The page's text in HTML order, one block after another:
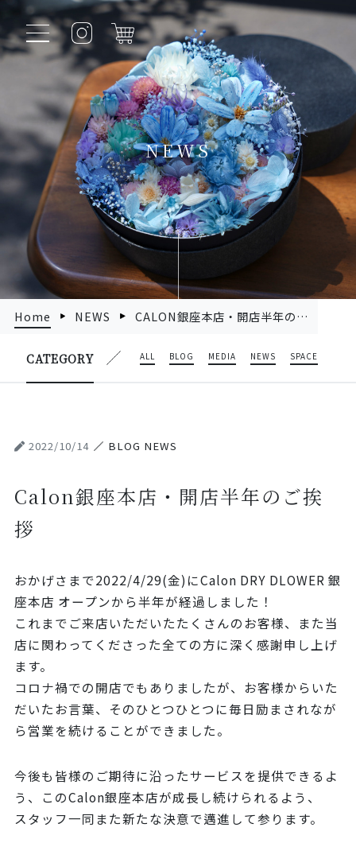
NEWS
Home NEWS CALON銀座本店・開店半年のご挨拶
CATEGORY ALL BLOG MEDIA NEWS SPACE
2022/10/14 BLOG NEWS
Calon銀座本店・開店半年のご挨
拶
おかげさまで2022/4/29(金)にCalon DRY DLOWER 銀
座本店 オープンから半年が経過しました！
これまでご来店いただいたたくさんのお客様、また当
店に関わってくださった全ての方に深く感謝申し上げ
ます。
コロナ禍での開店でもありましたが、お客様からいた
だいたお言葉、そのひとつひとつに毎日励まされなが
ら営業を続けることができました。
今後も皆様のご期待に沿ったサービスを提供できるよ
う、このCalon銀座本店が成長し続けられるよう、
スタッフ一同また新たな決意で邁進して参ります。